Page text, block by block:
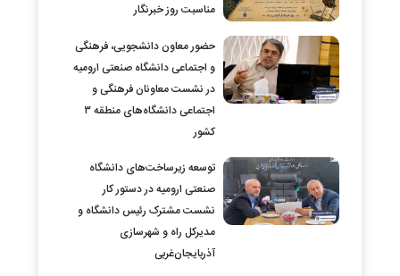
مناسبت روز خبرنگار
حضور معاون دانشجویی، فرهنگی
و اجتماعی دانشگاه صنعتی ارومیه
در نشست معاونان فرهنگی و
اجتماعی دانشگاه‌های منطقه ۳
کشور
توسعه زیرساخت‌های دانشگاه
صنعتی ارومیه در دستور کار
نشست مشترک رئیس دانشگاه و
مدیرکل راه و شهرسازی
آذربایجان‌غربی